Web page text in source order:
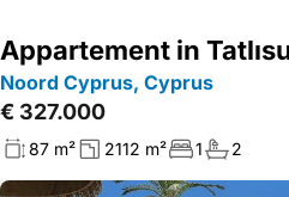
Appartement in
Noord Cyprus, Cyprus
€ 327.000
87 m² 2112 m² 1 2